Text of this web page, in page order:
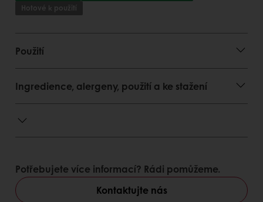
Hotové k použití
Použití
Ingredience, alergeny, použití a ke stažení
Potřebujete více informací? Rádi pomůžeme.
Kontaktujte nás